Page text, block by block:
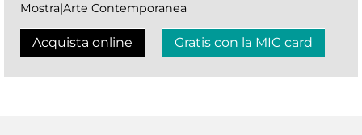
Mostra|Arte Contemporanea
Acquista online Gratis con la MIC card